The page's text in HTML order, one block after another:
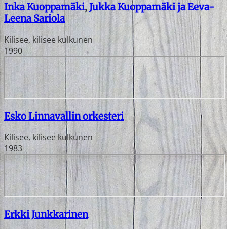
Inka Kuoppamäki,Jukka Kuoppamäki ja Eeva-
Leena Sariola
Kilisee, kilisee kulkunen
1990
Esko Linnavallin orkesteri
Kilisee, kilisee kulkunen
1983
Erkki Junkkarinen